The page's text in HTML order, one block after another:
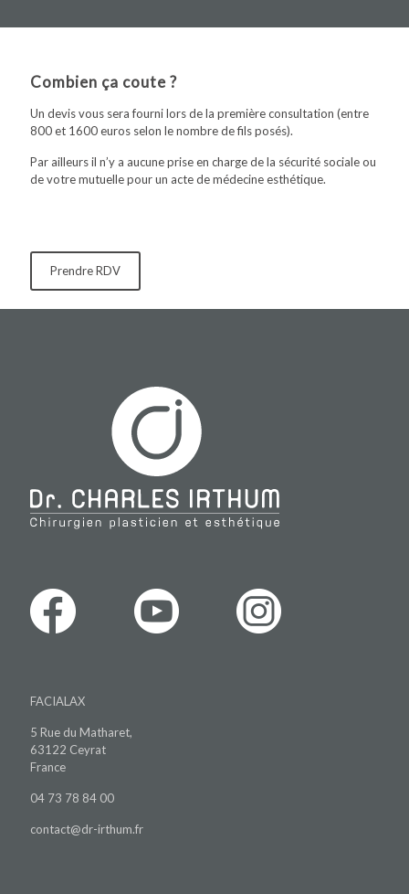
Combien ça coute ?
Un devis vous sera fourni lors de la première consultation (entre
800 et 1600 euros selon le nombre de fils posés).
Par ailleurs il n’y a aucune prise en charge de la sécurité sociale ou
de votre mutuelle pour un acte de médecine esthétique.
Prendre RDV
FACIALAX
5 Rue du Matharet,
63122 Ceyrat
France
04 73 78 84 00
contact@dr-irthum.fr